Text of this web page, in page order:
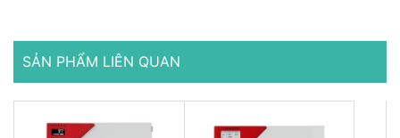
SẢN PHẨM LIÊN QUAN